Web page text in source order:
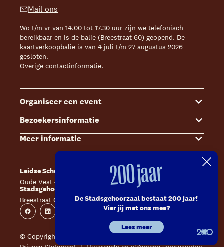
Mail ons
Wo t/m vr van 14.00 tot 17.30 uur zijn we telefonisch
bereikbaar en is de balie (Breestraat 60) geopend. De
kaartverkoopbalie is van 4 juli t/m 27 augustus 2026
gesloten.
Overige contactinformatie.
Organiseer een event
Events
Zalenoverzicht
Contact Sales & Events
Offerte aanvragen
Bezoekersinformatie
Kaartverkoop
Bereikbaarheid
Toegankelijkheid
Huisregels en algemene voorwaarden
Veelgestelde vragen
Meer informatie
Steun ons
Technische informatie
Vacatures
Leidse Schouwburg
Oude Vest 43, 2312 XS Leiden
Stadsgehoorzaal Leiden
Breestraat 60, 2311 CS Leiden
FacebookLinkedin
Café Caat
Catharinahof, 2311 CS Leiden
Website Instagram
© Copyright 2026 Leidse Schouwburg - Stadsgehoorzaal
200 jaar
De Stadsgehoorzaal bestaat 200 jaar!
Vier jij met ons mee?
Lees meer